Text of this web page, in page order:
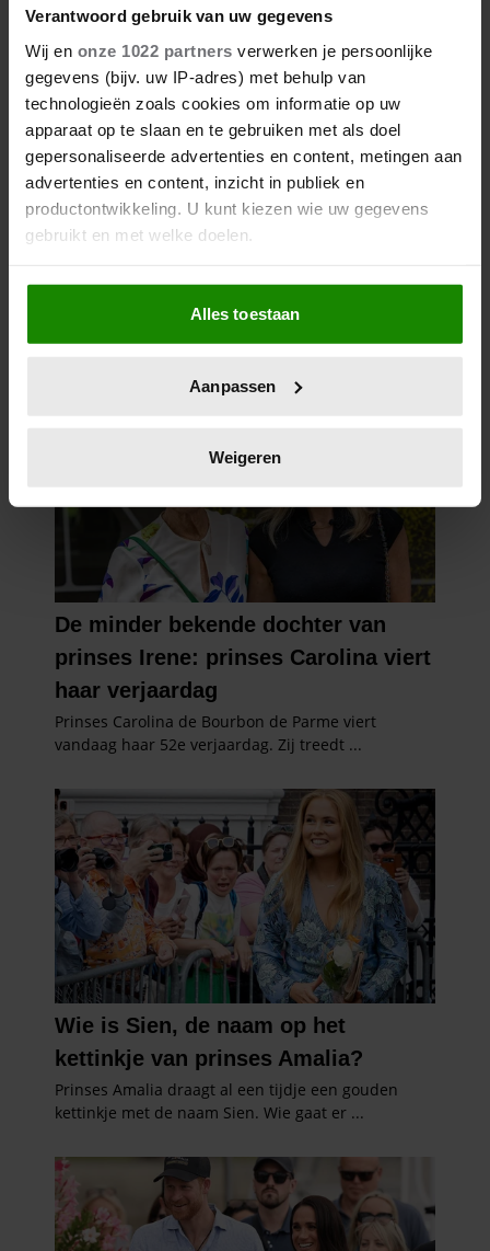
Verantwoord gebruik van uw gegevens
Wij en onze 1022 partners verwerken je persoonlijke
gegevens (bijv. uw IP-adres) met behulp van
technologieën zoals cookies om informatie op uw
apparaat op te slaan en te gebruiken met als doel
gepersonaliseerde advertenties en content, metingen aan
advertenties en content, inzicht in publiek en
productontwikkeling. U kunt kiezen wie uw gegevens
gebruikt en met welke doelen.
Als u het toestaat, willen we ook graag:
Informatie verzamelen over uw geografische
locatie, die tot een paar meter nauwkeurig kan zijn
scannen op specifieke eigenschappen (fingerprinting)
verwerkt en stel uw voorkeuren in het
intrekken in de Cookieverklaring.
We gebruiken cookies om content en advertenties te
personaliseren, om functies voor social media te bieden
informatie over uw gebruik van onze site met onze
partners voor social media, adverteren en analyse. Deze
partners kunnen deze gegevens combineren met andere
informatie die u aan ze heeft verstrekt of die ze hebben
verzameld op basis van uw gebruik van hun services. U
gebruiken.
Alles toestaan
Aanpassen
Weigeren